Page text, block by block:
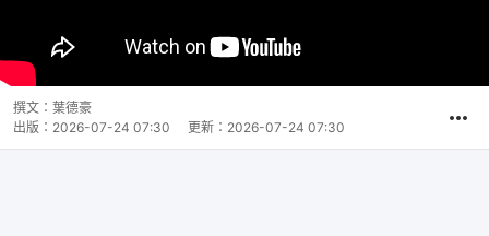
撰文： 葉德豪
出版： 2026-07-24 07:30 更新： 2026-07-24 07:30